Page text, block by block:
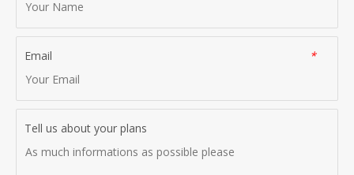
*
Email
Tell us about your plans